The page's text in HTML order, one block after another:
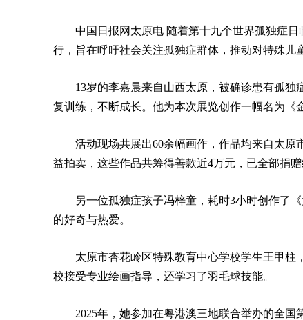
中国日报网太原电 随着第十九个世界孤独症
行，旨在呼吁社会关注孤独症群体，推动对特殊儿
13岁的李嘉晨来自山西太原，被确诊患有孤
复训练，不断成长。他为本次展览创作一幅名为《
活动现场共展出60余幅画作，作品均来自太
益拍卖，这些作品共筹得善款近4万元，已全部捐
另一位孤独症孩子冯梓童，耗时3小时创作了
的好奇与热爱。
太原市杏花岭区特殊教育中心学校学生王甲柱
校接受专业绘画指导，还学习了羽毛球技能。
2025年，她参加在粤港澳三地联合举办的全